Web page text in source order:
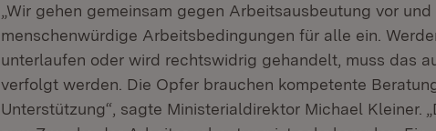
„Wir gehen gemeinsam gegen Arbeitsausbeutung vor
menschenwürdige Arbeitsbedingungen für alle ein.
unterlaufen oder wird rechtswidrig gehandelt, muss das
verfolgt werden. Die Opfer brauchen kompetente
Unterstützung“, sagte Ministerialdirektor Michael Kleiner.